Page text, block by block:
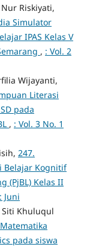
Riskiyati,
Simulator
IPAS Kelas V
, : Vol. 2
Wijayanti,
Literasi
pada
, : Vol. 3 No. 1
247.
Belajar Kognitif
(PjBL) Kelas II
Juni
Khuluqul
pada siswa